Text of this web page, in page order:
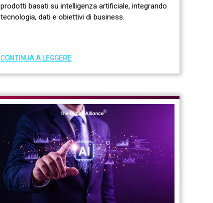
prodotti basati su intelligenza artificiale, integrando
tecnologia, dati e obiettivi di business.
CONTINUA A LEGGERE